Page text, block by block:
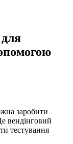
заробити
вендінговий
тестування